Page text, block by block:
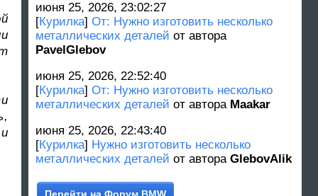
июня 25, 2026, 23:02:27
[Курилка] От: Нужно изготовить несколько
металлических деталей от автора
PavelGlebov
июня 25, 2026, 22:52:40
[Курилка] От: Нужно изготовить несколько
металлических деталей от автора Maakar
июня 25, 2026, 22:43:40
[Курилка] Нужно изготовить несколько
металлических деталей от автора GlebovAlik